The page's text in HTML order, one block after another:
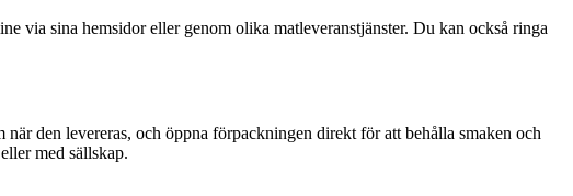
via sina hemsidor eller genom olika matleveranstjänster. Du kan också ringa
den levereras, och öppna förpackningen direkt för att behålla smaken och
med sällskap.